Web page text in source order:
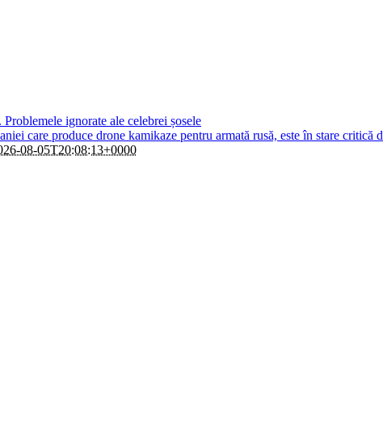
ignorate ale celebrei șosele
care produce drone kamikaze pentru armată rusă, este în stare critică
08-05T20:08:13+0000